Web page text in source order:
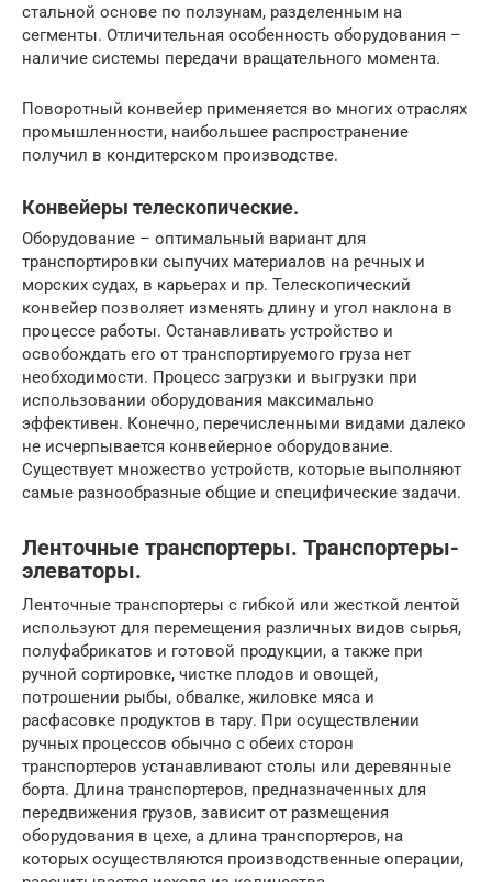
стальной основе по ползунам, разделенным на
сегменты. Отличительная особенность оборудования –
наличие системы передачи вращательного момента.
Поворотный конвейер применяется во многих отраслях
промышленности, наибольшее распространение
получил в кондитерском производстве.
Конвейеры телескопические.
Оборудование – оптимальный вариант для
транспортировки сыпучих материалов на речных и
морских судах, в карьерах и пр. Телескопический
конвейер позволяет изменять длину и угол наклона в
процессе работы. Останавливать устройство и
освобождать его от транспортируемого груза нет
необходимости. Процесс загрузки и выгрузки при
использовании оборудования максимально
эффективен. Конечно, перечисленными видами далеко
не исчерпывается конвейерное оборудование.
Существует множество устройств, которые выполняют
самые разнообразные общие и специфические задачи.
Ленточные транспортеры. Транспортеры-
элеваторы.
Ленточные транспортеры с гибкой или жесткой лентой
используют для перемещения различных видов сырья,
полуфабрикатов и готовой продукции, а также при
ручной сортировке, чистке плодов и овощей,
потрошении рыбы, обвалке, жиловке мяса и
расфасовке продуктов в тару. При осуществлении
ручных процессов обычно с обеих сторон
транспортеров устанавливают столы или деревянные
борта. Длина транспортеров, предназначенных для
передвижения грузов, зависит от размещения
оборудования в цехе, а длина транспортеров, на
которых осуществляются производственные операции,